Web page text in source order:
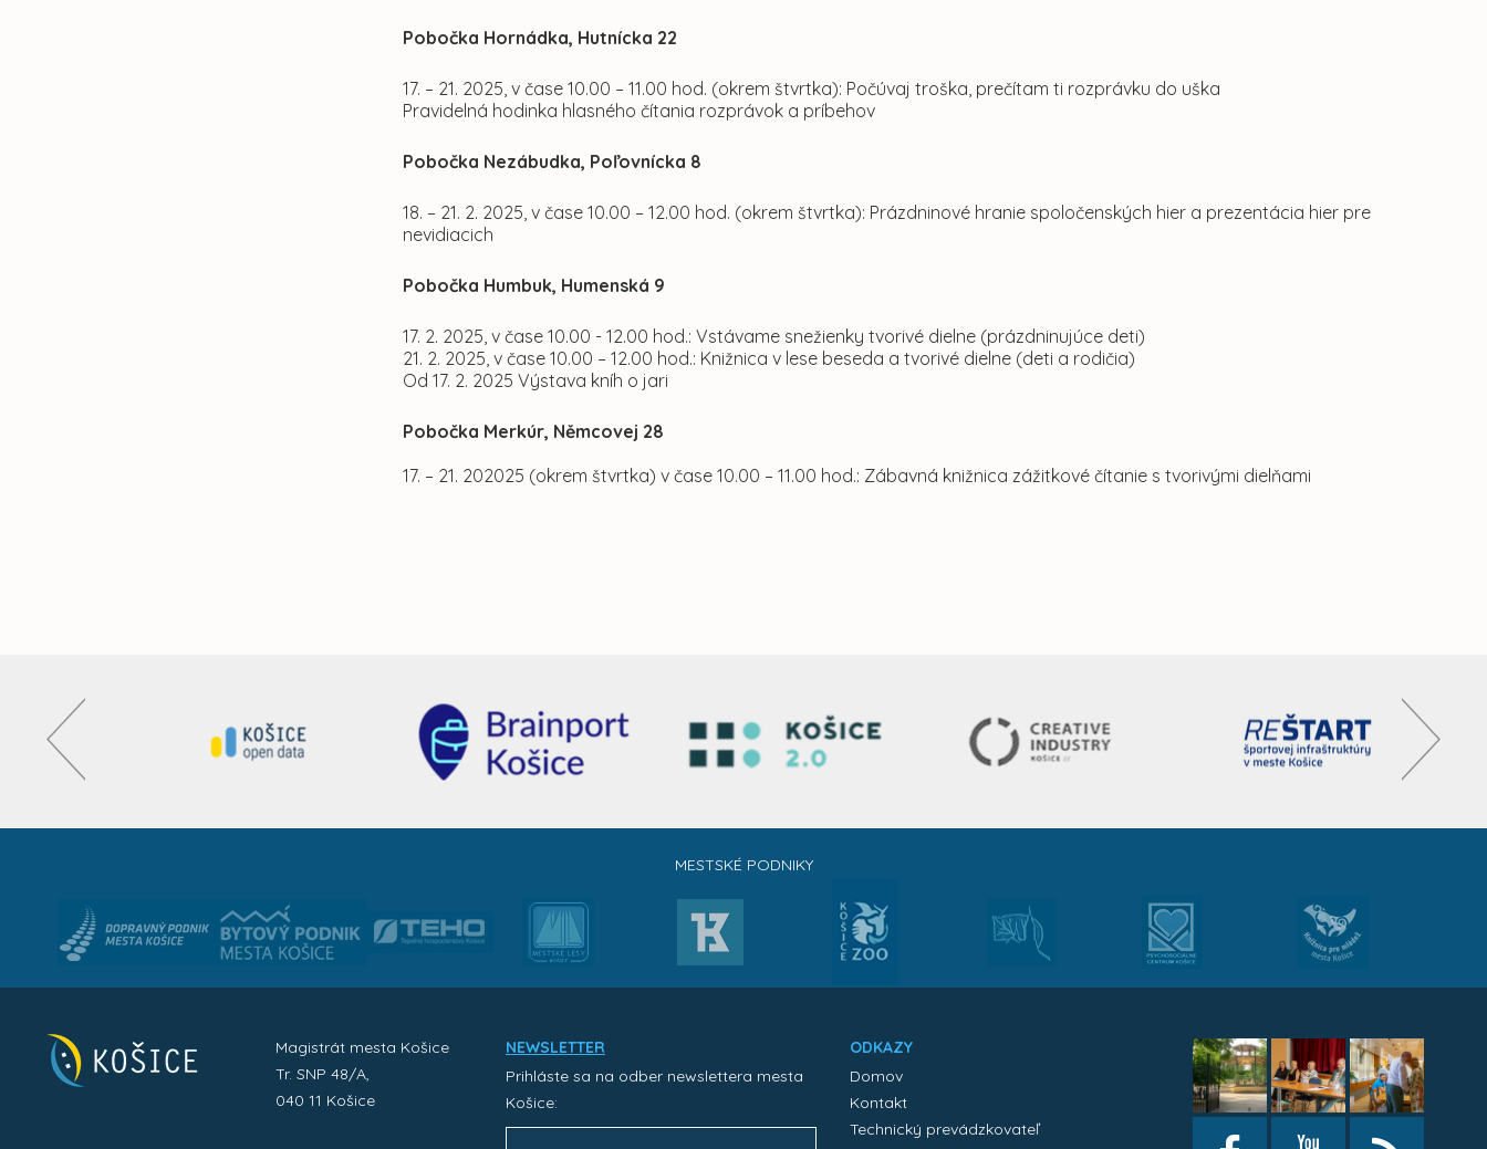
Pobočka Hornádka, Hutnícka 22
17. – 21. 2025, v čase 10.00 – 11.00 hod. (okrem štvrtka): Počúvaj troška, prečítam ti rozprávku do uška
Pravidelná hodinka hlasného čítania rozprávok a príbehov
Pobočka Nezábudka, Poľovnícka 8
18. – 21. 2. 2025, v čase 10.00 – 12.00 hod. (okrem štvrtka): Prázdninové hranie spoločenských hier a prezentácia hier pre
nevidiacich
Pobočka Humbuk, Humenská 9
17. 2. 2025, v čase 10.00 - 12.00 hod.: Vstávame snežienky tvorivé dielne (prázdninujúce deti)
21. 2. 2025, v čase 10.00 – 12.00 hod.: Knižnica v lese beseda a tvorivé dielne (deti a rodičia)
Od 17. 2. 2025 Výstava kníh o jari
Pobočka Merkúr, Němcovej 28
17. – 21. 202025 (okrem štvrtka) v čase 10.00 – 11.00 hod.: Zábavná knižnica zážitkové čítanie s tvorivými dielňami
MESTSKÉ PODNIKY
Magistrát mesta Košice
Tr. SNP 48/A,
040 11 Košice
NEWSLETTER
Prihláste sa na odber newslettera mesta
Košice:
ODKAZY
Domov
Kontakt
Technický prevádzkovateľ